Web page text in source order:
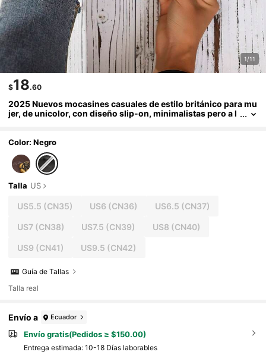
1/11
$18.60
2025 Nuevos mocasines casuales de estilo británico para mu
jer, de unicolor, con diseño slip-on, minimalistas pero a l
deales para estudiantes y trabajadores de oficina, aptos para
todas las estaciones
Color: Negro
Talla US
US5.5 (CN35) US6 (CN36) US6.5 (CN37)
US7(CN38) US7.5 (CN39) US8 (CN40)
US9 (CN41) US9.5 (CN42)
Guía de Tallas
Talla real
Envío a Ecuador
Envío gratis(Pedidos ≥ $150.00)
Entrega estimada: 10-18 Días laborables